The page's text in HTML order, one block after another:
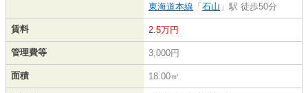
東海道本線 「 石山 」駅 徒歩50分
賃料 2.5万円
管理費等 3,000円
面積 18.00㎡